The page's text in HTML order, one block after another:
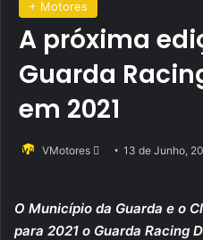
+ Motores
A próxima
Guarda
em 2021
VMotores
Send13 de Junho,
O Município da Guarda e o
para 2021 o Guarda Racing